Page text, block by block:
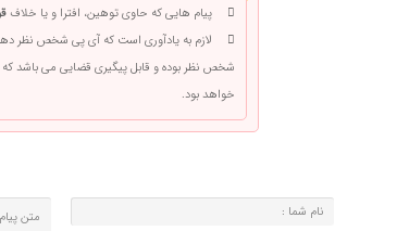
پیام هایی که حاوی توهین، افترا و یا خلاف
لازم به یادآوری است که آی پی شخص نظر
شخص نظر بوده و قابل پیگیری قضایی می باشد
خواهد بود.